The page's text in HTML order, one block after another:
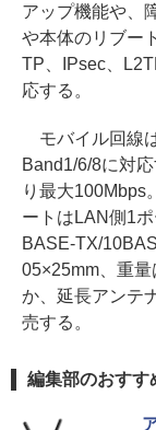
アップ機能や、
や本体のリブー
TP、IPsec、
応する。
モバイル回線
Band1/6/8に対
り最大100Mbps
ートはLAN側1
BASE-TX/
05×25mm、重
か、延長アンテ
売する。
編集部のおすす